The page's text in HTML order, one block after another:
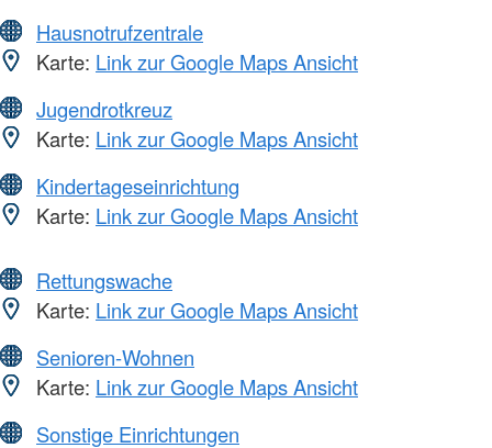
Hausnotrufzentrale
Karte: Link zur Google Maps Ansicht
Jugendrotkreuz
Karte: Link zur Google Maps Ansicht
Kindertageseinrichtung
Karte: Link zur Google Maps Ansicht
Rettungswache
Karte: Link zur Google Maps Ansicht
Senioren-Wohnen
Karte: Link zur Google Maps Ansicht
Sonstige Einrichtungen